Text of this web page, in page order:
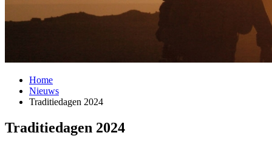
Home
Nieuws
Traditiedagen 2024
Traditiedagen 2024